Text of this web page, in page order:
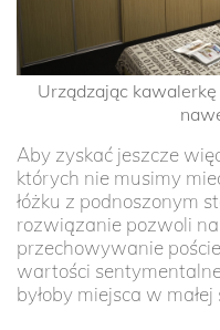
Urządzając
Aby zyskać jeszcze
których nie musimy
łóżku z podnoszonym
rozwiązanie pozwoli
przechowywanie
wartości
byłoby miejsca w